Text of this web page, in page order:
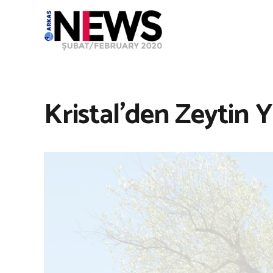
Kristal’den Zeytin